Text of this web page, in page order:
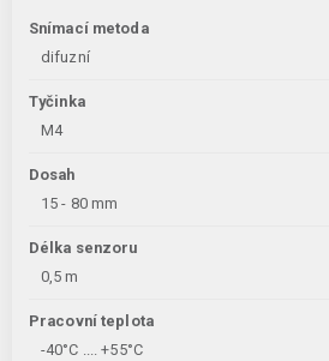
Snímací metoda
difuzní
Tyčinka
M4
Dosah
15 - 80 mm
Délka senzoru
0,5 m
Pracovní teplota
-40°C .... +55°C